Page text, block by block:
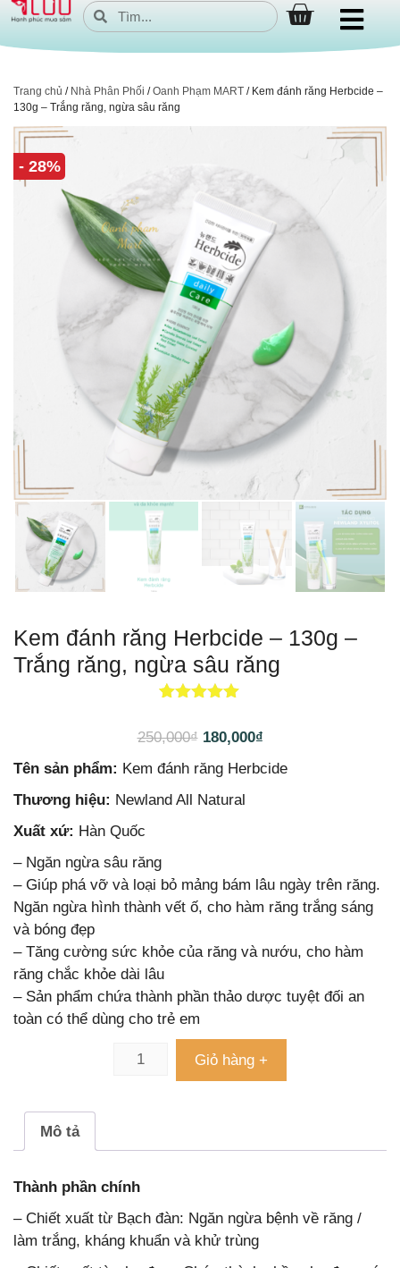
Trang chủ / Nhà Phân Phối /Oanh Phạm MART / Kem đánh răng Herbcide –
130g – Trắng răng, ngừa sâu răng
- 28%
Kem đánh răng Herbcide – 130g –
Trắng răng, ngừa sâu răng
đánh giá
250,000₫ 180,000₫
Tên sản phẩm: Kem đánh răng Herbcide
Thương hiệu: Newland All Natural
Xuất xứ: Hàn Quốc
– Ngăn ngừa sâu răng
– Giúp phá vỡ và loại bỏ mảng bám lâu ngày trên răng.
Ngăn ngừa hình thành vết ố, cho hàm răng trắng sáng
và bóng đẹp
– Tăng cường sức khỏe của răng và nướu, cho hàm
răng chắc khỏe dài lâu
– Sản phẩm chứa thành phần thảo dược tuyệt đối an
toàn có thể dùng cho trẻ em
Giỏ hàng +
Mô tả
Thành phần chính
– Chiết xuất từ Bạch đàn: Ngăn ngừa bệnh về răng /
làm trắng, kháng khuẩn và khử trùng